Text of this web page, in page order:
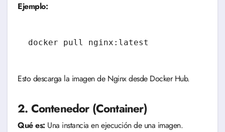
Ejemplo:
Esto descarga la imagen de Nginx desde Docker Hub.
2. Contenedor (Container)
Qué es: Una instancia en ejecución de una imagen.